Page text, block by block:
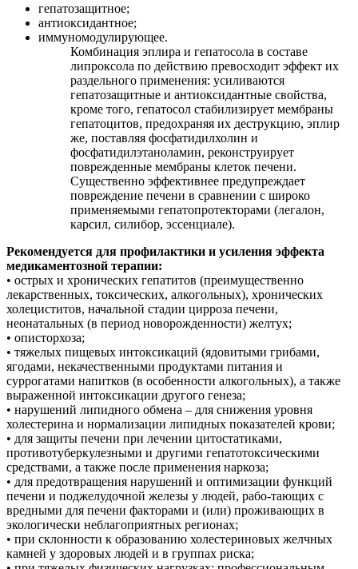
гепатозащитное;
антиоксидантное;
иммуномодулирующее.
Комбинация эплира и гепатосола в составе
липроксола по действию превосходит эффект их
раздельного применения: усиливаются
гепатозащитные и антиоксидантные свойства,
кроме того, гепатосол стабилизирует мембраны
гепатоцитов, предохраняя их деструкцию, эплир
же, поставляя фосфатидилхолин и
фосфатидилэтаноламин, реконструирует
поврежденные мембраны клеток печени.
Cущественно эффективнее предупреждает
повреждение печени в сравнении с широко
применяемыми гепатопротекторами (легалон,
карсил, силибор, эссенциале).
Рекомендуется для профилактики и усиления эффекта
медикаментозной терапии:
• острых и хронических гепатитов (преимущественно
лекарственных, токсических, алкогольных), хронических
холециститов, начальной стадии цирроза печени,
неонатальных (в период новорожденности) желтух;
• описторхоза;
• тяжелых пищевых интоксикаций (ядовитыми грибами,
ягодами, некачественными продуктами питания и
суррогатами напитков (в особенности алкогольных), а также
выраженной интоксикации другого генеза;
• нарушений липидного обмена – для снижения уровня
холестерина и нормализации липидных показателей крови;
• для защиты печени при лечении цитостатиками,
противотуберкулезными и другими гепатотоксическими
средствами, а также после применения наркоза;
• для предотвращения нарушений и оптимизации функций
печени и поджелудочной железы у людей, рабо-тающих с
вредными для печени факторами и (или) проживающих в
экологически неблагоприятных регионах;
• при склонности к образованию холестериновых желчных
камней у здоровых людей и в группах риска;